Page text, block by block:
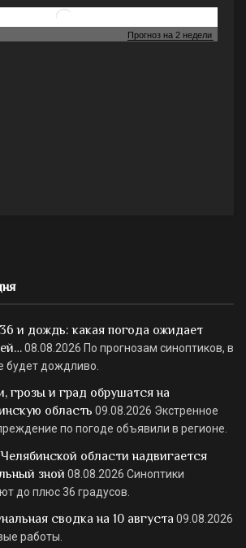
и дождь: какая погода ожидает
08.08.2026 По прогнозам синоптиков, в
будет дождливо.
грозы и град обрушатся на
область 09.08.2026 Экстренное
по погоде объявили в регионе.
области надвигается
зной 08.08.2026 Синоптики
до плюс 36 градусов.
сводка на 10 августа 09.08.2026
работы.